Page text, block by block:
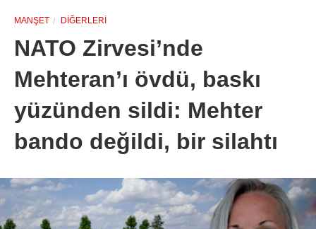
MANŞET DIĞERLERI
NATO Zirvesi’nde
Mehteran’ı övdü, baskı
yüzünden sildi: Mehter
bando değildi, bir silahtı